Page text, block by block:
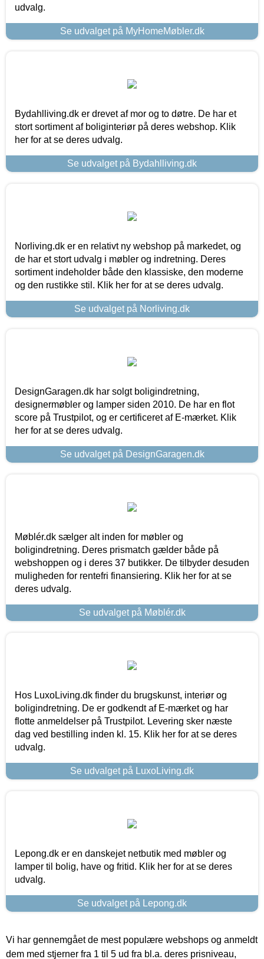
udvalg.
Se udvalget på MyHomeMøbler.dk
Bydahlliving.dk er drevet af mor og to døtre. De har et
stort sortiment af boliginteriør på deres webshop. Klik
her for at se deres udvalg.
Se udvalget på Bydahlliving.dk
Norliving.dk er en relativt ny webshop på markedet, og
de har et stort udvalg i møbler og indretning. Deres
sortiment indeholder både den klassiske, den moderne
og den rustikke stil. Klik her for at se deres udvalg.
Se udvalget på Norliving.dk
DesignGaragen.dk har solgt boligindretning,
designermøbler og lamper siden 2010. De har en flot
score på Trustpilot, og er certificeret af E-mærket. Klik
her for at se deres udvalg.
Se udvalget på DesignGaragen.dk
Møblér.dk sælger alt inden for møbler og
boligindretning. Deres prismatch gælder både på
webshoppen og i deres 37 butikker. De tilbyder desuden
muligheden for rentefri finansiering. Klik her for at se
deres udvalg.
Se udvalget på Møblér.dk
Hos LuxoLiving.dk finder du brugskunst, interiør og
boligindretning. De er godkendt af E-mærket og har
flotte anmeldelser på Trustpilot. Levering sker næste
dag ved bestilling inden kl. 15. Klik her for at se deres
udvalg.
Se udvalget på LuxoLiving.dk
Lepong.dk er en danskejet netbutik med møbler og
lamper til bolig, have og fritid. Klik her for at se deres
udvalg.
Se udvalget på Lepong.dk
Vi har gennemgået de mest populære webshops og anmeldt
dem med stjerner fra 1 til 5 ud fra bl.a. deres prisniveau,